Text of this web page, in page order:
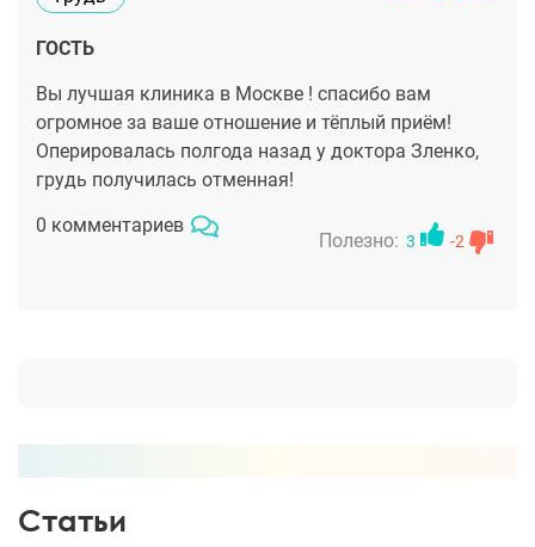
ГОСТЬ
Вы лучшая клиника в Москве ! спасибо вам
огромное за ваше отношение и тёплый приём!
Оперировалась полгода назад у доктора Зленко,
грудь получилась отменная!
0 комментариев
Полезно: 3 -2
Статьи